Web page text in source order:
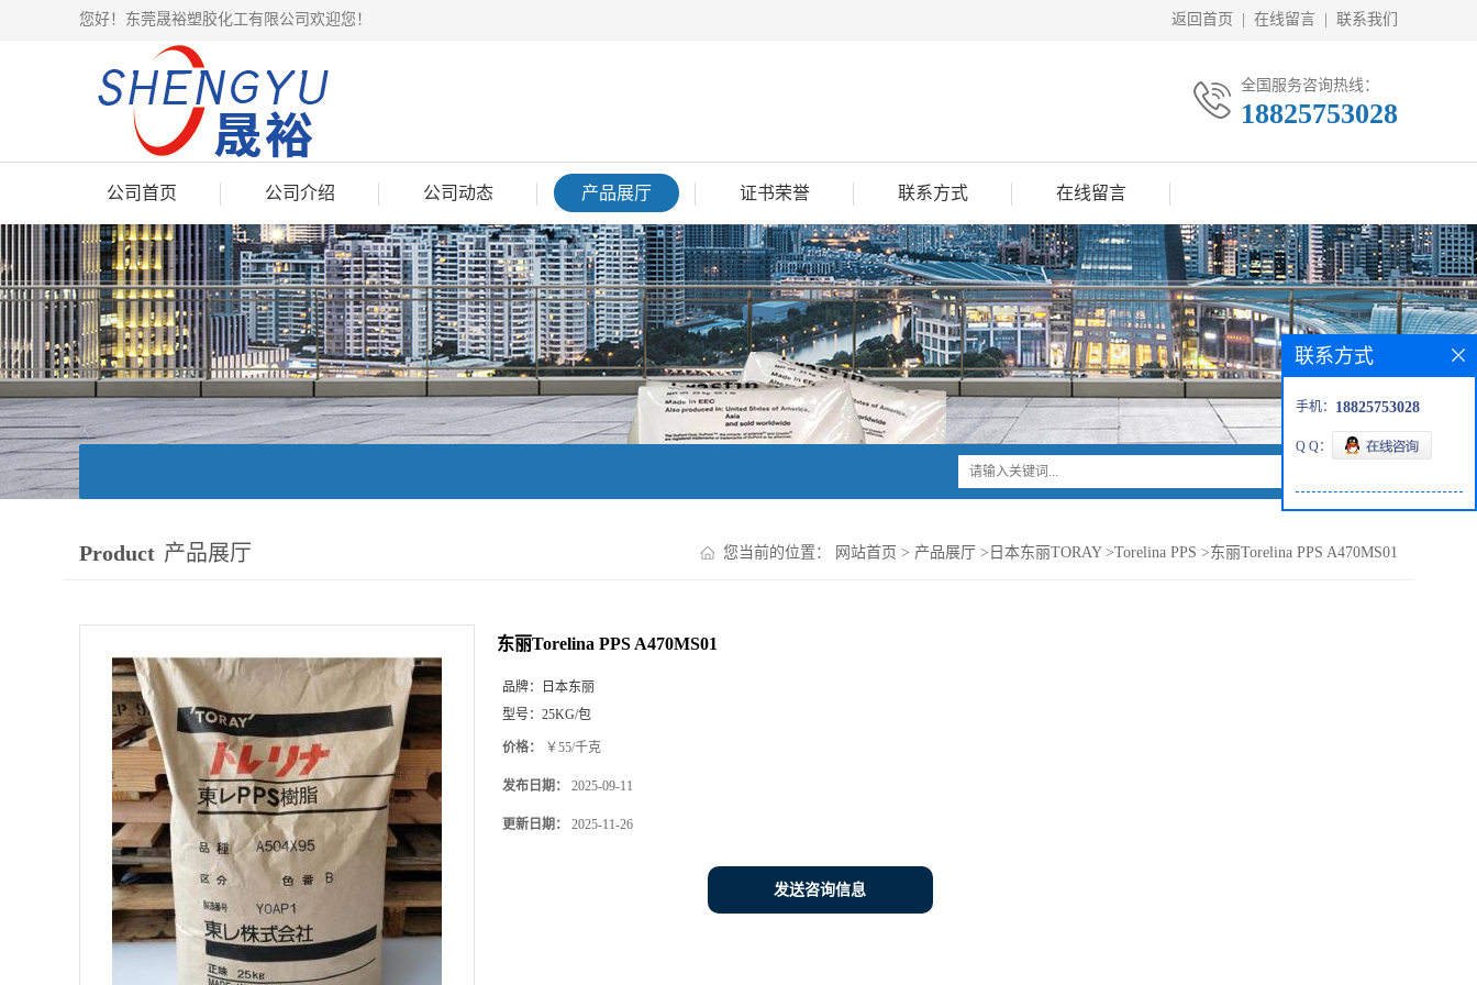
您好！东莞晟裕塑胶化工有限公司欢迎您！ 返回首页 在线留言 联系我们
全国服务咨询热线：
18825753028
公司首页 公司介绍 公司动态 产品展厅 证书荣誉 联系方式 在线留言
Product 产品展厅 您当前的位置： 网站首页 > 产品展厅 > 日本东丽TORAY>Torelina PPS >东丽Torelina PPS A470MS01
东丽Torelina PPS A470MS01
品牌：
日本东丽
型号： 25KG/包
价格： ￥55/千克
发布日期： 2025-09-11
更新日期： 2025-11-26
发送咨询信息
联系方式
手机： 18825753028
Q Q：